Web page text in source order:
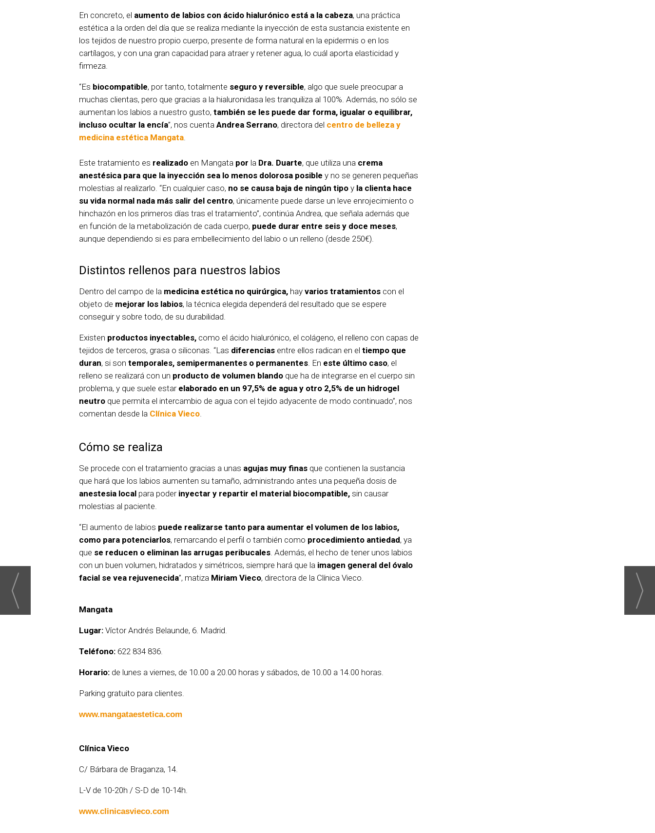
En concreto, el aumento de labios con ácido hialurónico está a la cabeza, una práctica
estética a la orden del día que se realiza mediante la inyección de esta sustancia existente en
los tejidos de nuestro propio cuerpo, presente de forma natural en la epidermis o en los
cartílagos, y con una gran capacidad para atraer y retener agua, lo cuál aporta elasticidad y
firmeza.
“Es biocompatible, por tanto, totalmente seguro y reversible, algo que suele preocupar a
muchas clientas, pero que gracias a la hialuronidasa les tranquiliza al 100%. Además, no sólo se
aumentan los labios a nuestro gusto, también se les puede dar forma, igualar o equilibrar,
incluso ocultar la encía”, nos cuenta Andrea Serrano, directora del centro de belleza y
medicina estética Mangata.
Este tratamiento es realizado en Mangata por la Dra. Duarte, que utiliza una crema
anestésica para que la inyección sea lo menos dolorosa posible y no se generen pequeñas
molestias al realizarlo. “En cualquier caso, no se causa baja de ningún tipo y la clienta hace
su vida normal nada más salir del centro, únicamente puede darse un leve enrojecimiento o
hinchazón en los primeros días tras el tratamiento”, continúa Andrea, que señala además que
en función de la metabolización de cada cuerpo, puede durar entre seis y doce meses,
aunque dependiendo si es para embellecimiento del labio o un relleno (desde 250€).
Distintos rellenos para nuestros labios
Dentro del campo de la medicina estética no quirúrgica, hay varios tratamientos con el
objeto de mejorar los labios, la técnica elegida dependerá del resultado que se espere
conseguir y sobre todo, de su durabilidad.
Existen productos inyectables, como el ácido hialurónico, el colágeno, el relleno con capas de
tejidos de terceros, grasa o siliconas. “Las diferencias entre ellos radican en el tiempo que
duran, si son temporales, semipermanentes o permanentes. En este último caso, el
relleno se realizará con un producto de volumen blando que ha de integrarse en el cuerpo sin
problema, y que suele estar elaborado en un 97,5% de agua y otro 2,5% de un hidrogel
neutro que permita el intercambio de agua con el tejido adyacente de modo continuado”, nos
comentan desde la Clínica Vieco.
Cómo se realiza
Se procede con el tratamiento gracias a unas agujas muy finas que contienen la sustancia
que hará que los labios aumenten su tamaño, administrando antes una pequeña dosis de
anestesia local para poder inyectar y repartir el material biocompatible, sin causar
molestias al paciente.
“El aumento de labios puede realizarse tanto para aumentar el volumen de los labios,
como para potenciarlos, remarcando el perfil o también como procedimiento antiedad, ya
que se reducen o eliminan las arrugas peribucales. Además, el hecho de tener unos labios
con un buen volumen, hidratados y simétricos, siempre hará que la imagen general del óvalo
facial se vea rejuvenecida”, matiza Miriam Vieco, directora de la Clínica Vieco.
Mangata
Lugar: Víctor Andrés Belaunde, 6. Madrid.
Teléfono: 622 834 836.
Horario: de lunes a viernes, de 10.00 a 20.00 horas y sábados, de 10.00 a 14.00 horas.
Parking gratuito para clientes.
www.mangataestetica.com
Clínica Vieco
C/ Bárbara de Braganza, 14.
L-V de 10-20h / S-D de 10-14h.
www.clinicasvieco.com